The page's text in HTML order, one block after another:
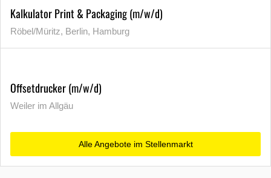
Kalkulator Print & Packaging (m/w/d)
Röbel/Müritz, Berlin, Hamburg
Offsetdrucker (m/w/d)
Weiler im Allgäu
Alle Angebote im Stellenmarkt